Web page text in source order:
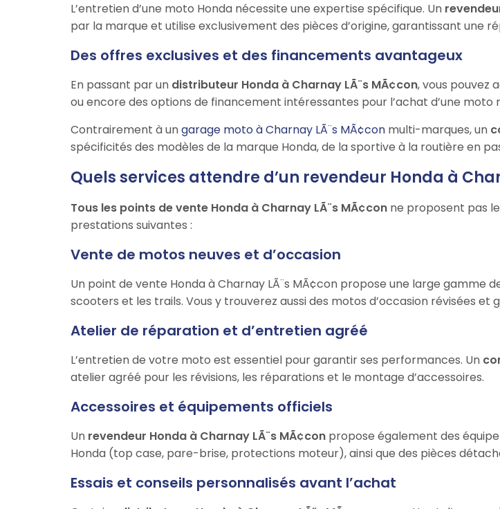
L’entretien d’une moto Honda nécessite une expertise spécifique. Un
par la marque et utilise exclusivement des pièces d’origine, garantissant une
Des offres exclusives et des financements avantageux
En passant par un distributeur Honda à Charnay LÃ¨s MÃ¢con, vous pouvez
ou encore des options de financement intéressantes pour l’achat d’une moto
Contrairement à ungarage moto à Charnay LÃ¨s MÃ¢con multi-marques, un
spécificités des modèles de la marque Honda, de la sportive à la routière en
Quels services attendre d’un revendeur Honda à
Tous les points de vente Honda à Charnay LÃ¨s MÃ¢con ne proposent pas
prestations suivantes :
Vente de motos neuves et d’occasion
Un point de vente Honda à Charnay LÃ¨s MÃ¢con propose une large gamme
scooters et les trails. Vous y trouverez aussi des motos d’occasion révisées et
Atelier de réparation et d’entretien agréé
L’entretien de votre moto est essentiel pour garantir ses performances. Un
atelier agréé pour les révisions, les réparations et le montage d’accessoires.
Accessoires et équipements officiels
Un revendeur Honda à Charnay LÃ¨s MÃ¢con propose également des
Honda (top case, pare-brise, protections moteur), ainsi que des pièces
Essais et conseils personnalisés avant l’achat